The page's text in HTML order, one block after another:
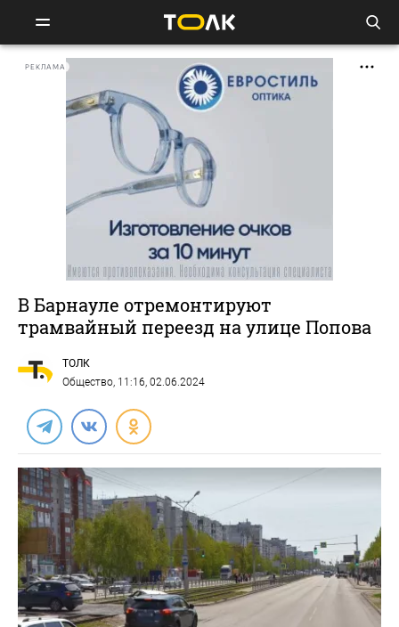
РЕКЛАМА
В Барнауле отремонтируют
трамвайный переезд на улице Попова
ТОЛК
Общество, 11:16, 02.06.2024